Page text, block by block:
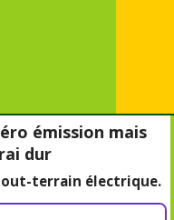
émission mais
dur
terrain électrique.